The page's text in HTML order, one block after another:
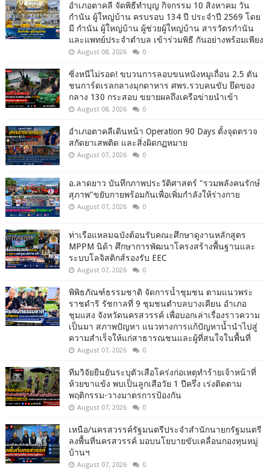
อำเภอตาคลี จัดพิธีทำบุญ กิจกรรม 10 สิงหาคม วัน
กำนัน ผู้ใหญ่บ้าน ครบรอบ 134 ปี ประจำปี 2569 โดย
มี กำนัน ผู้ใหญ่บ้าน ผู้ช่วยผู้ใหญ่บ้าน สารวัตรกำนัน
และแพทย์ประจำตำบล เข้าร่วมพิธี กันอย่างพร้อมเพียง
August 08, 2026 0
ซิ่งหนีไม่รอด! ขบวนการลอบขนหนังหมูเถื่อน 2.5 ตัน
ชนการ์ดเรลกลางมุกดาหาร ศพร.รวบคนขับ ยึดของ
กลาง 130 กระสอบ ขยายผลถึงเครือข่ายนำเข้า
August 08, 2026 0
อำเภอตาคลีเดินหน้า Operation 90 Days ตั้งจุดตรวจ
สกัดยาเสพติด และสิ่งผิดกฏหมาย
August 07, 2026 0
อ.ลาดยาว บันทึกภาพประวัติศาสตร์ "รวมพลังคนรักษ์
สุภาพ"ขยับกายพร้อมกันเพื่อเพิ่มกำลังให้ร่างกาย
August 07, 2026 0
ท่าเรือแหลมฉบังต้อนรับคณะศึกษาดูงานหลักสูตร
MPPM นิด้า ศึกษาการพัฒนาโครงสร้างพื้นฐานและ
ระบบโลจิสติกส์รองรับ EEC
August 07, 2026 0
พิพิธภัณฑ์ธรรมชาติ จัดการน้ำชุมชน ตามแนวพระ
ราชดำริ รัชกาลที่ 9 ชุมชนตำบลบางเคียน อำเภอ
ชุมแสง จังหวัดนครสวรรค์ เพื่อบอกเล่าเรื่องราวความ
เป็นมา สภาพปัญหา แนวทางการแก้ปัญหาน้ำนำไปสู่
ความสำเร็จให้แก่สาธารณชนและผู้ที่สนใจในพื้นที่
August 07, 2026 0
ทีมวิจัยยืนยันระบุตัวเสือโคร่งก่อเหตุทำร้ายเจ้าหน้าที่
ห้วยขาแข้ง พบเป็นลูกเสือวัย 1 ปีครึ่ง เร่งติดตาม
พฤติกรรม-วางมาตรการป้องกัน
August 07, 2026 0
เหนือ/นครสวรรค์รัฐมนตรีประจำสำนักนายกรัฐมนตรี
ลงพื้นที่นครสวรรค์ มอบนโยบายขับเคลื่อนกองทุนหมู่
บ้านฯ
August 07, 2026 0